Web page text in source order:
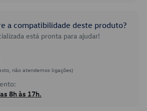
a compatibilidade deste produto?
está pronta para ajudar!
não atendemos ligações)
8h às 17h.